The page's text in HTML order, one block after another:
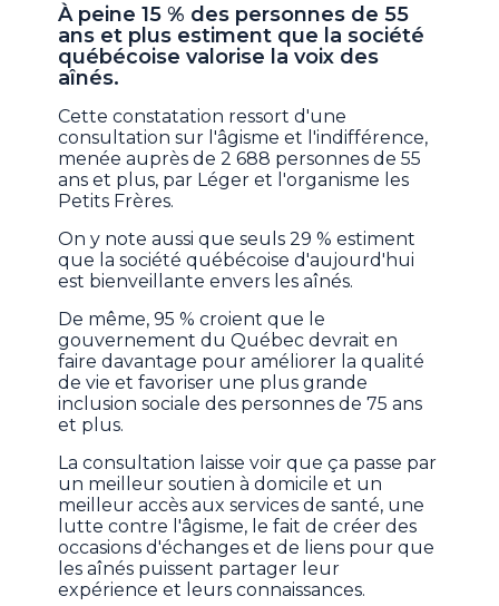
À peine 15 % des personnes de 55
ans et plus estiment que la société
québécoise valorise la voix des
aînés.
Cette constatation ressort d'une
consultation sur l'âgisme et l'indifférence,
menée auprès de 2 688 personnes de 55
ans et plus, par Léger et l'organisme les
Petits Frères.
On y note aussi que seuls 29 % estiment
que la société québécoise d'aujourd'hui
est bienveillante envers les aînés.
De même, 95 % croient que le
gouvernement du Québec devrait en
faire davantage pour améliorer la qualité
de vie et favoriser une plus grande
inclusion sociale des personnes de 75 ans
et plus.
La consultation laisse voir que ça passe par
un meilleur soutien à domicile et un
meilleur accès aux services de santé, une
lutte contre l'âgisme, le fait de créer des
occasions d'échanges et de liens pour que
les aînés puissent partager leur
expérience et leurs connaissances.